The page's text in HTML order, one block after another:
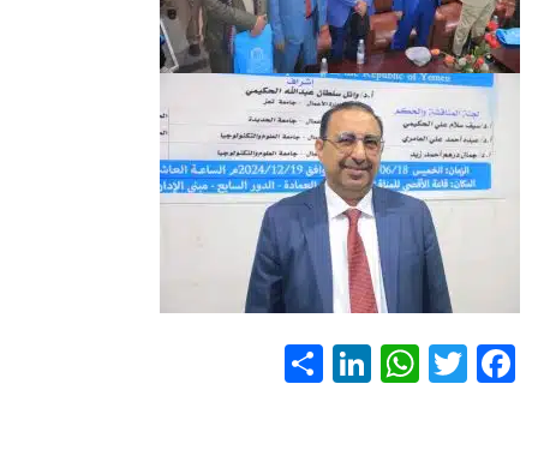
F
ac
T
wi
W
h
Li
nk